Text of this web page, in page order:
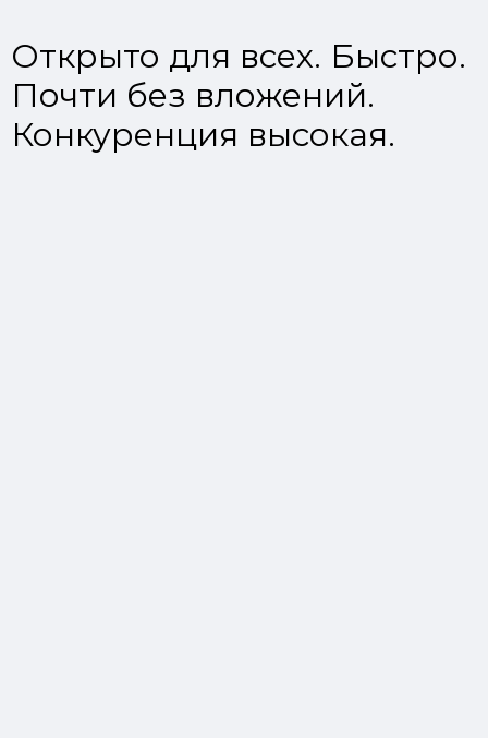
Открыто для всех. Быстро.
Почти без вложений.
Конкуренция высокая.